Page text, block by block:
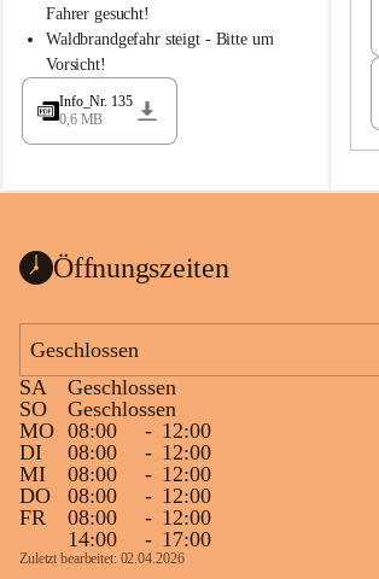
a
d
l
a
Fahrer gesucht!
Waldbrandgefahr steigt - Bitte um
Vorsicht!
Info_Nr. 135
0,6 MB
e
a
Öffnungszeiten
Geschlossen
SA
Geschlossen
SO
Geschlossen
MO 08:00 - 12:00
DI
08:00 - 12:00
MI
08:00 - 12:00
DO
08:00 - 12:00
FR
08:00 - 12:00
14:00
- 17:00
Zuletzt bearbeitet: 02.04.2026